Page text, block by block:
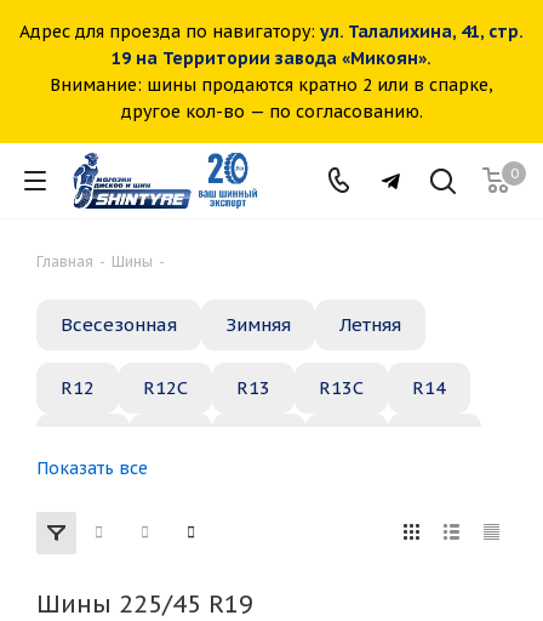
Адрес для проезда по навигатору: ул. Талалихина, 41, стр.
19 на Территории завода «Микоян».
Внимание: шины продаются кратно 2 или в спарке,
другое кол-во — по согласованию.
0
Главная - Шины -
Всесезонная Зимняя Летняя
R12 R12C R13 R13C R14
R22
155 165 185
Показать все
Шины 225/45 R19